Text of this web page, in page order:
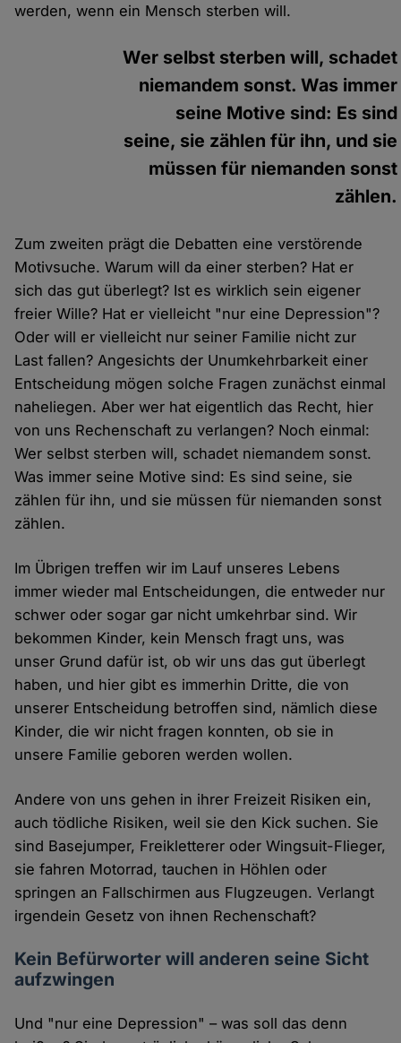
werden, wenn ein Mensch sterben will.
Wer selbst sterben will, schadet
niemandem sonst. Was immer
seine Motive sind: Es sind
seine, sie zählen für ihn, und sie
müssen für niemanden sonst
zählen.
Zum zweiten prägt die Debatten eine verstörende
Motivsuche. Warum will da einer sterben? Hat er
sich das gut überlegt? Ist es wirklich sein eigener
freier Wille? Hat er vielleicht "nur eine Depression"?
Oder will er vielleicht nur seiner Familie nicht zur
Last fallen? Angesichts der Unumkehrbarkeit einer
Entscheidung mögen solche Fragen zunächst einmal
naheliegen. Aber wer hat eigentlich das Recht, hier
von uns Rechenschaft zu verlangen? Noch einmal:
Wer selbst sterben will, schadet niemandem sonst.
Was immer seine Motive sind: Es sind seine, sie
zählen für ihn, und sie müssen für niemanden sonst
zählen.
Im Übrigen treffen wir im Lauf unseres Lebens
immer wieder mal Entscheidungen, die entweder nur
schwer oder sogar gar nicht umkehrbar sind. Wir
bekommen Kinder, kein Mensch fragt uns, was
unser Grund dafür ist, ob wir uns das gut überlegt
haben, und hier gibt es immerhin Dritte, die von
unserer Entscheidung betroffen sind, nämlich diese
Kinder, die wir nicht fragen konnten, ob sie in
unsere Familie geboren werden wollen.
Andere von uns gehen in ihrer Freizeit Risiken ein,
auch tödliche Risiken, weil sie den Kick suchen. Sie
sind Basejumper, Freikletterer oder Wingsuit-Flieger,
sie fahren Motorrad, tauchen in Höhlen oder
springen an Fallschirmen aus Flugzeugen. Verlangt
irgendein Gesetz von ihnen Rechenschaft?
Kein Befürworter will anderen seine Sicht
aufzwingen
Und "nur eine Depression" – was soll das denn